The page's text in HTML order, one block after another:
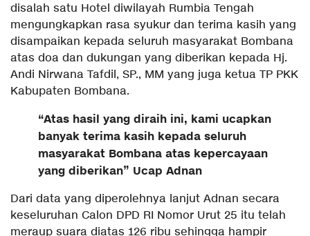
disalah satu Hotel diwilayah Rumbia Tengah
mengungkapkan rasa syukur dan terima kasih yang
disampaikan kepada seluruh masyarakat Bombana
atas doa dan dukungan yang diberikan kepada Hj.
Andi Nirwana Tafdil, SP., MM yang juga ketua TP PKK
Kabupaten Bombana.
“Atas hasil yang diraih ini, kami ucapkan
banyak terima kasih kepada seluruh
masyarakat Bombana atas kepercayaan
yang diberikan” Ucap Adnan
Dari data yang diperolehnya lanjut Adnan secara
keseluruhan Calon DPD RI Nomor Urut 25 itu telah
meraup suara diatas 126 ribu sehingga hampir